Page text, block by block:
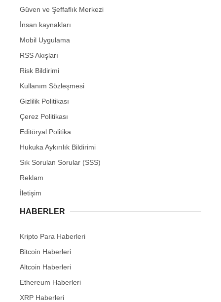
Güven ve Şeffaflık Merkezi
İnsan kaynakları
Mobil Uygulama
RSS Akışları
Risk Bildirimi
Kullanım Sözleşmesi
Gizlilik Politikası
Çerez Politikası
Editöryal Politika
Hukuka Aykırılık Bildirimi
Sık Sorulan Sorular (SSS)
Reklam
İletişim
HABERLER
Kripto Para Haberleri
Bitcoin Haberleri
Altcoin Haberleri
Ethereum Haberleri
XRP Haberleri